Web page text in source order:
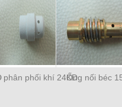
phân phối khí 24KDỐng nối béc